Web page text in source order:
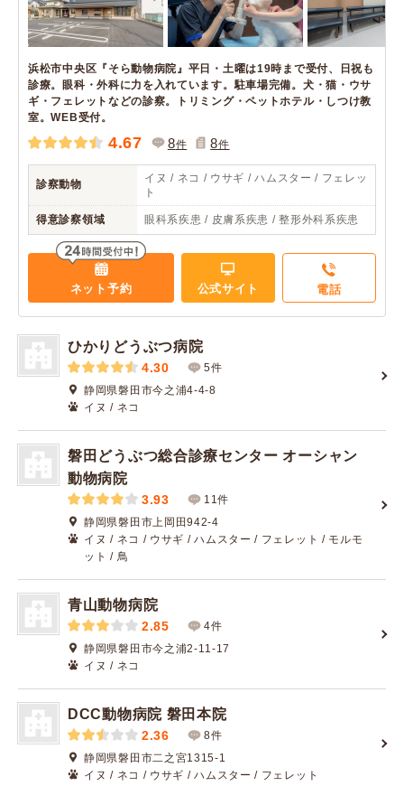
浜松市中央区『そら動物病院』平日・土曜は19時まで受付、日祝も
診療。眼科・外科に力を入れています。駐車場完備。犬・猫・ウサ
ギ・フェレットなどの診察。トリミング・ペットホテル・しつけ教
室。WEB受付。
4.67 8件 8件
診察動物
イヌ / ネコ / ウサギ / ハムスター / フェレッ
ト
得意診察領域 眼科系疾患 / 皮膚系疾患 / 整形外科系疾患
ネット予約 公式サイト 電話
ひかりどうぶつ病院
4.30
5件
静岡県磐田市今之浦4-4-8
イヌ / ネコ
磐田どうぶつ総合診療センター オーシャン
動物病院
3.93
11件
静岡県磐田市上岡田942-4
イヌ / ネコ / ウサギ / ハムスター / フェレット / モルモ
ット / 鳥
青山動物病院
2.85
4件
静岡県磐田市今之浦2-11-17
イヌ / ネコ
DCC動物病院 磐田本院
2.36
8件
静岡県磐田市二之宮1315-1
イヌ / ネコ / ウサギ / ハムスター / フェレット